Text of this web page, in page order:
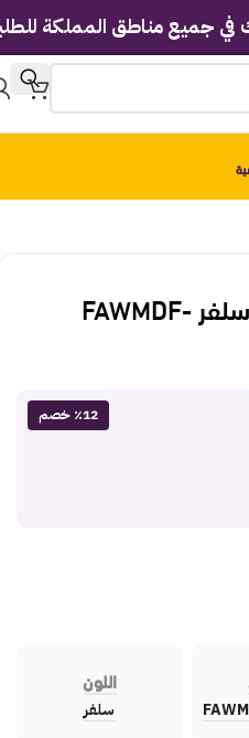
غسالة تحميل امامى فيشر 12 كيلو – انفرتر – سلفر FAWMDF-
٪12 خصم
اللون
سلفر
المملكة للطلبات فوق 2998